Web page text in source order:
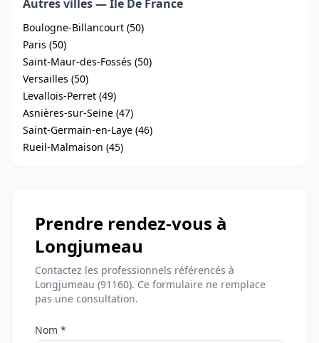
Autres villes — Ile De France
Boulogne-Billancourt (50)
Paris (50)
Saint-Maur-des-Fossés (50)
Versailles (50)
Levallois-Perret (49)
Asnières-sur-Seine (47)
Saint-Germain-en-Laye (46)
Rueil-Malmaison (45)
Prendre rendez-vous à
Longjumeau
Contactez les professionnels référencés à
Longjumeau (91160). Ce formulaire ne remplace
pas une consultation.
Nom *